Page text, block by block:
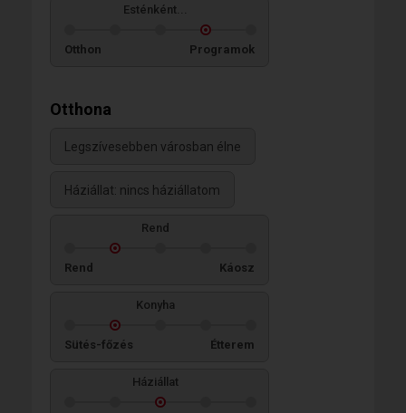
Esténként...
Otthon Programok
Otthona
Legszívesebben városban élne
Háziállat: nincs háziállatom
Rend
Rend Káosz
Konyha
Sütés-főzés Étterem
Háziállat